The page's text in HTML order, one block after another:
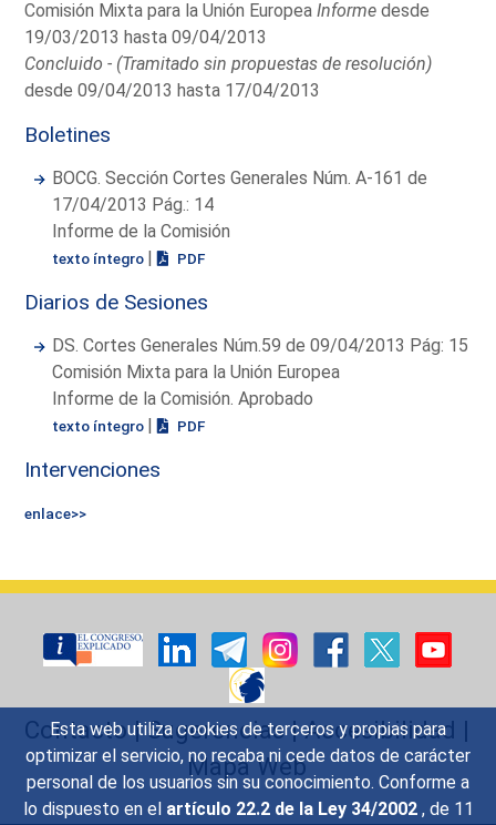
Esta web utiliza cookies de terceros y propias para
optimizar el servicio, no recaba ni cede datos de carácter
personal de los usuarios sin su conocimiento. Conforme a
lo dispuesto en el artículo 22.2 de la Ley 34/2002 , de 11
Comisión Mixta para la Unión EuropeaInforme desde
19/03/2013 hasta 09/04/2013
Concluido - (Tramitado sin propuestas de resolución)
desde 09/04/2013 hasta 17/04/2013
Boletines
BOCG. Sección Cortes Generales Núm. A-161 de
17/04/2013 Pág.: 14
Informe de la Comisión
texto íntegro | PDF
Diarios de Sesiones
DS. Cortes Generales Núm.59 de 09/04/2013 Pág: 15
Comisión Mixta para la Unión Europea
Informe de la Comisión. Aprobado
texto íntegro | PDF
Intervenciones
enlace>>
Contacto|Sugerencias|Accesibilidad |
Mapa Web